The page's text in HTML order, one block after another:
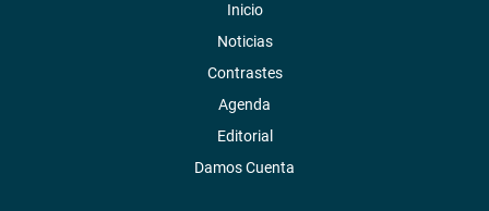
Inicio
Noticias
Contrastes
Agenda
Editorial
Damos Cuenta